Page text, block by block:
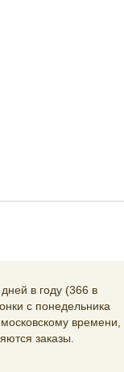
в году (366 в
с понедельника
времени,
заказы.